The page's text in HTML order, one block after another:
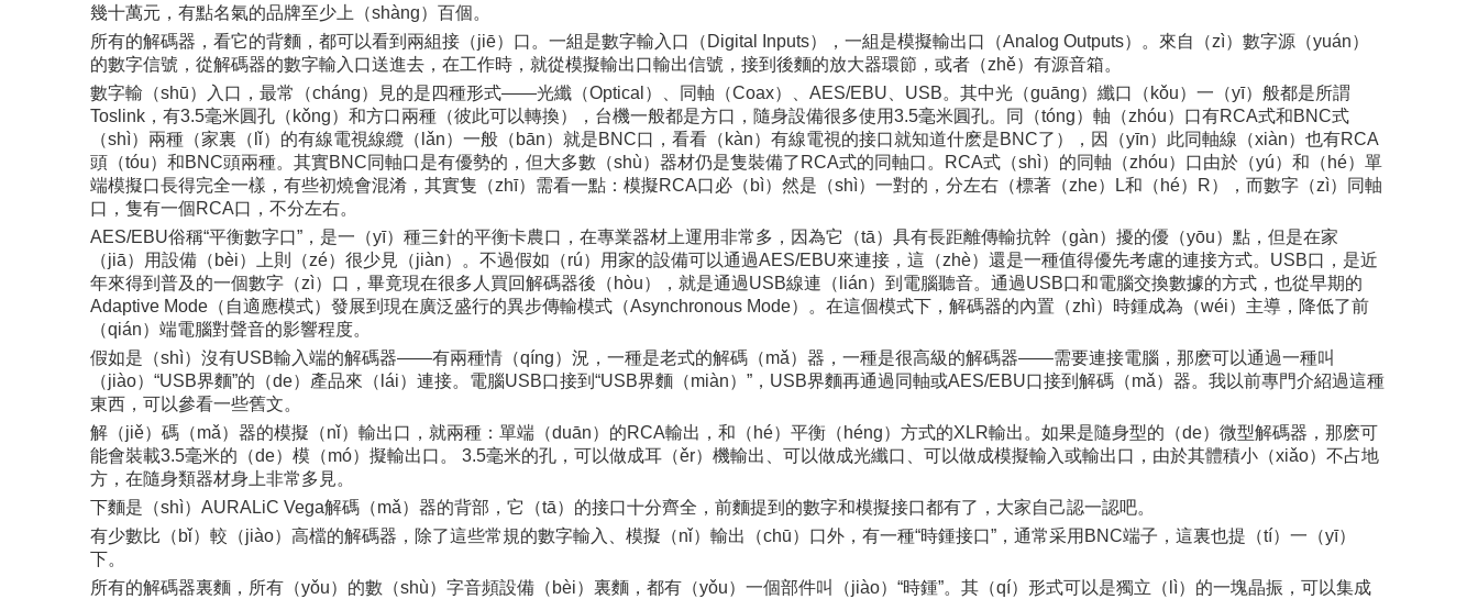
幾十萬元，有點名氣的品牌至少上（shàng）百個。
所有的解碼器，看它的背麵，都可以看到兩組接（jiē）口。一組是數字輸入口（Digital Inputs），一組是模擬輸出口（Analog Outputs）。來自（zì）數字源（yuán）
的數字信號，從解碼器的數字輸入口送進去，在工作時，就從模擬輸出口輸出信號，接到後麵的放大器環節，或者（zhě）有源音箱。
數字輸（shū）入口，最常（cháng）見的是四種形式——光纖（Optical）、同軸（Coax）、AES/EBU、USB。其中光（guāng）纖口（kǒu）一（yī）般都是所謂
Toslink，有3.5毫米圓孔（kǒng）和方口兩種（彼此可以轉換），台機一般都是方口，隨身設備很多使用3.5毫米圓孔。同（tóng）軸（zhóu）口有RCA式和BNC式
（shì）兩種（家裏（lǐ）的有線電視線纜（lǎn）一般（bān）就是BNC口，看看（kàn）有線電視的接口就知道什麽是BNC了），因（yīn）此同軸線（xiàn）也有RCA
頭（tóu）和BNC頭兩種。其實BNC同軸口是有優勢的，但大多數（shù）器材仍是隻裝備了RCA式的同軸口。RCA式（shì）的同軸（zhóu）口由於（yú）和（hé）單
端模擬口長得完全一樣，有些初燒會混淆，其實隻（zhī）需看一點：模擬RCA口必（bì）然是（shì）一對的，分左右（標著（zhe）L和（hé）R），而數字（zì）同軸
口，隻有一個RCA口，不分左右。
AES/EBU俗稱“平衡數字口”，是一（yī）種三針的平衡卡農口，在專業器材上運用非常多，因為它（tā）具有長距離傳輸抗幹（gàn）擾的優（yōu）點，但是在家
（jiā）用設備（bèi）上則（zé）很少見（jiàn）。不過假如（rú）用家的設備可以通過AES/EBU來連接，這（zhè）還是一種值得優先考慮的連接方式。USB口，是近
年來得到普及的一個數字（zì）口，畢竟現在很多人買回解碼器後（hòu），就是通過USB線連（lián）到電腦聽音。通過USB口和電腦交換數據的方式，也從早期的
Adaptive Mode（自適應模式）發展到現在廣泛盛行的異步傳輸模式（Asynchronous Mode）。在這個模式下，解碼器的內置（zhì）時鍾成為（wéi）主導，降低了前
（qián）端電腦對聲音的影響程度。
假如是（shì）沒有USB輸入端的解碼器——有兩種情（qíng）況，一種是老式的解碼（mǎ）器，一種是很高級的解碼器——需要連接電腦，那麽可以通過一種叫
（jiào）“USB界麵”的（de）產品來（lái）連接。電腦USB口接到“USB界麵（miàn）”，USB界麵再通過同軸或AES/EBU口接到解碼（mǎ）器。我以前專門介紹過這種
東西，可以參看一些舊文。
解（jiě）碼（mǎ）器的模擬（nǐ）輸出口，就兩種：單端（duān）的RCA輸出，和（hé）平衡（héng）方式的XLR輸出。如果是隨身型的（de）微型解碼器，那麽可
能會裝載3.5毫米的（de）模（mó）擬輸出口。 3.5毫米的孔，可以做成耳（ěr）機輸出、可以做成光纖口、可以做成模擬輸入或輸出口，由於其體積小（xiǎo）不占地
方，在隨身類器材身上非常多見。
下麵是（shì）AURALiC Vega解碼（mǎ）器的背部，它（tā）的接口十分齊全，前麵提到的數字和模擬接口都有了，大家自己認一認吧。
有少數比（bǐ）較（jiào）高檔的解碼器，除了這些常規的數字輸入、模擬（nǐ）輸出（chū）口外，有一種“時鍾接口”，通常采用BNC端子，這裏也提（tí）一（yī）
下。
所有的解碼器裏麵，所有（yǒu）的數（shù）字音頻設備（bèi）裏麵，都有（yǒu）一個部件叫（jiào）“時鍾”。其（qí）形式可以是獨立（lì）的一塊晶振，可以集成